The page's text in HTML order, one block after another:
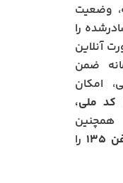
وضعیت
را
آنلاین
ضمن
امکان
کد ملی،
را